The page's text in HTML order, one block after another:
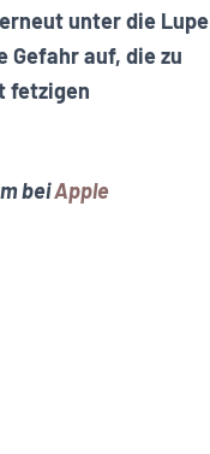
unter die Lupe
Gefahr auf, die zu
fetzigen
beiApple